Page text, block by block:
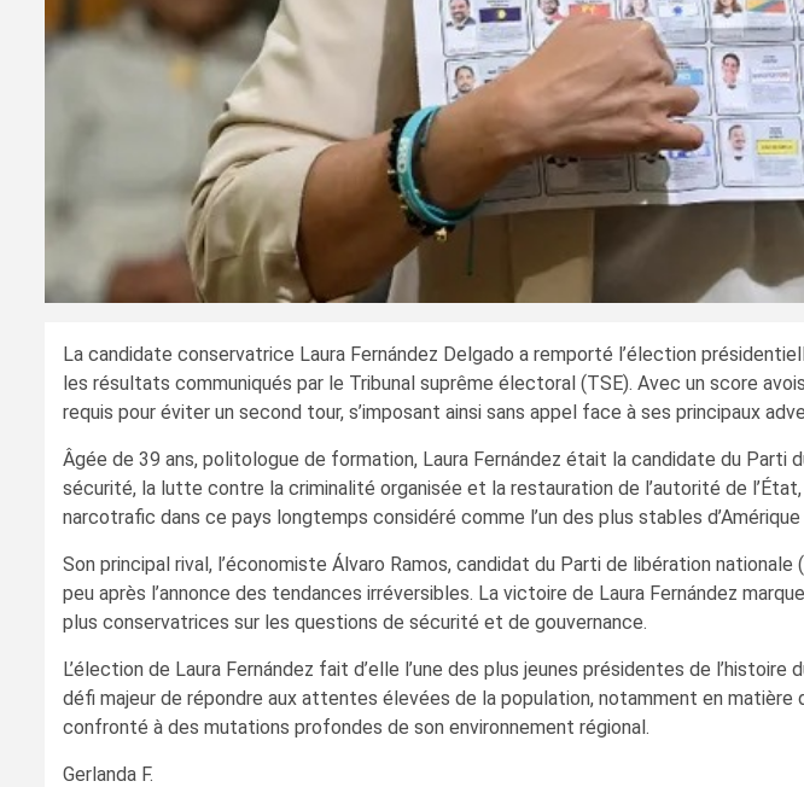
La candidate conservatrice Laura Fernández Delgado a remporté l’élection
les résultats communiqués par le Tribunal suprême électoral (TSE). Avec un score
requis pour éviter un second tour, s’imposant ainsi sans appel face à ses principaux
Âgée de 39 ans, politologue de formation, Laura Fernández était la candidate du Parti
sécurité, la lutte contre la criminalité organisée et la restauration de l’autorité de
narcotrafic dans ce pays longtemps considéré comme l’un des plus stables
Son principal rival, l’économiste Álvaro Ramos, candidat du Parti de libération
peu après l’annonce des tendances irréversibles. La victoire de Laura Fernández
plus conservatrices sur les questions de sécurité et de gouvernance.
L’élection de Laura Fernández fait d’elle l’une des plus jeunes présidentes de
défi majeur de répondre aux attentes élevées de la population, notamment en
confronté à des mutations profondes de son environnement régional.
Gerlanda F.